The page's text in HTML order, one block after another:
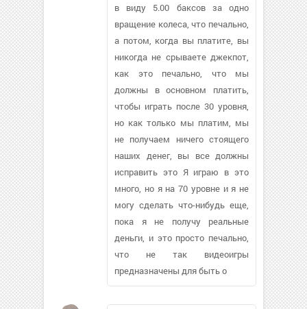
в виду 5.00 баксов за одно
вращение колеса, что печально,
а потом, когда вы платите, вы
никогда не срываете джекпот,
как это печально, что мы
должны в основном платить,
чтобы играть после 30 уровня,
но как только мы платим, мы
не получаем ничего стоящего
наших денег, вы все должны
исправить это Я играю в это
много, но я на 70 уровне и я не
могу сделать что-нибудь еще,
пока я не получу реальные
деньги, и это просто печально,
что не так видеоигры
предназначены для быть о